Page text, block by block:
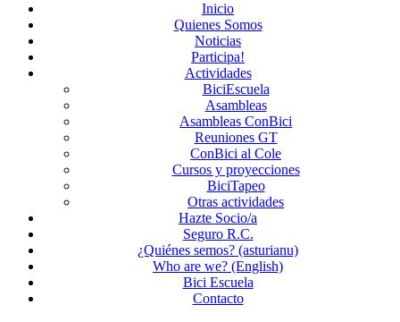
Inicio
Quienes Somos
Noticias
Participa!
Actividades
BiciEscuela
Asambleas
Asambleas ConBici
Reuniones GT
ConBici al Cole
Cursos y proyecciones
BiciTapeo
Otras actividades
Hazte Socio/a
Seguro R.C.
¿Quiénes semos? (asturianu)
Who are we? (English)
Bici Escuela
Contacto